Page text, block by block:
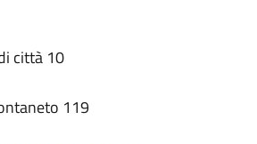
città 10
119